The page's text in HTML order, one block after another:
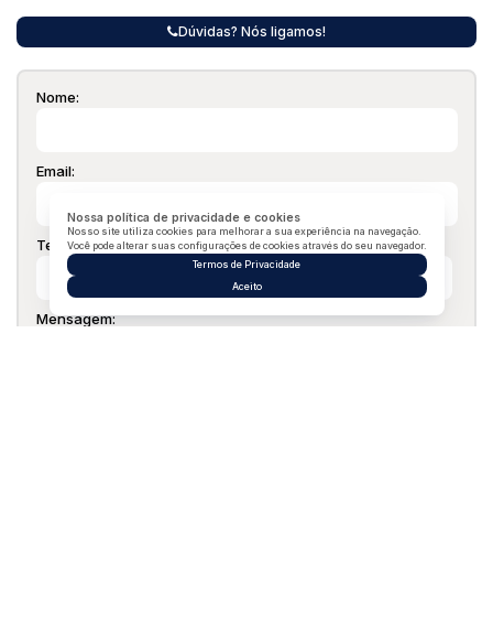
Nossa política de privacidade e cookies
Nosso site utiliza cookies para melhorar a sua experiência na navegação.
Você pode alterar suas configurações de cookies através do seu navegador.
Termos de Privacidade
Aceito
Dúvidas? Nós ligamos!
Nome:
Email:
Telefone:
Mensagem: